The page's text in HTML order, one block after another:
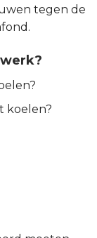
tegen de
koelen?